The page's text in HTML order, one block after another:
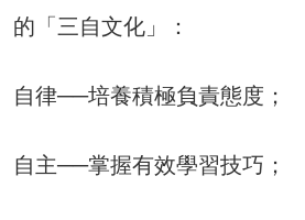
的「三自文化」：
自律──培養積極負責態度；
自主──掌握有效學習技巧；